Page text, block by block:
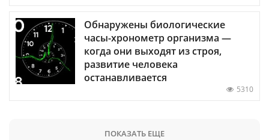
Обнаружены биологические
часы-хронометр организма —
когда они выходят из строя,
развитие человека
останавливается
5310
ПОКАЗАТЬ ЕЩЕ